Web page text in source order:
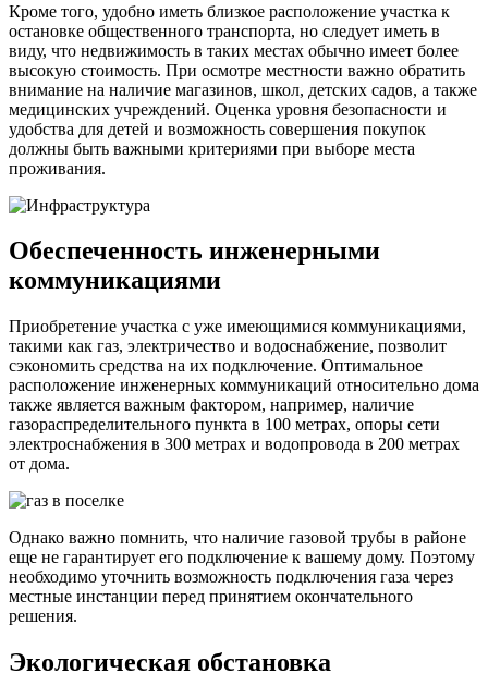
Кроме того, удобно иметь близкое расположение участка к
остановке общественного транспорта, но следует иметь в
виду, что недвижимость в таких местах обычно имеет более
высокую стоимость. При осмотре местности важно обратить
внимание на наличие магазинов, школ, детских садов, а также
медицинских учреждений. Оценка уровня безопасности и
удобства для детей и возможность совершения покупок
должны быть важными критериями при выборе места
проживания.
Обеспеченность инженерными
коммуникациями
Приобретение участка с уже имеющимися коммуникациями,
такими как газ, электричество и водоснабжение, позволит
сэкономить средства на их подключение. Оптимальное
расположение инженерных коммуникаций относительно дома
также является важным фактором, например, наличие
газораспределительного пункта в 100 метрах, опоры сети
электроснабжения в 300 метрах и водопровода в 200 метрах
от дома.
Однако важно помнить, что наличие газовой трубы в районе
еще не гарантирует его подключение к вашему дому. Поэтому
необходимо уточнить возможность подключения газа через
местные инстанции перед принятием окончательного
решения.
Экологическая обстановка